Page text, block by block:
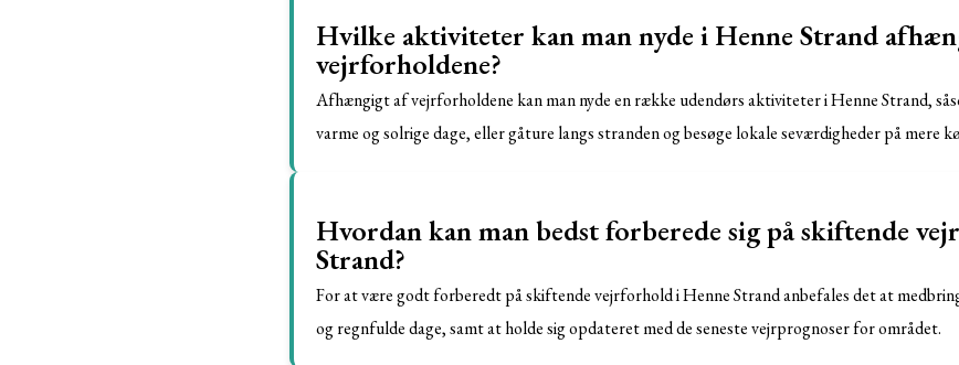
Hvilke aktiviteter kan man nyde i Henne Strand
vejrforholdene?
Afhængigt af vejrforholdene kan man nyde en række udendørs aktiviteter i Henne Strand,
varme og solrige dage, eller gåture langs stranden og besøge lokale seværdigheder på mere
Hvordan kan man bedst forberede sig på skiftende
Strand?
For at være godt forberedt på skiftende vejrforhold i Henne Strand anbefales det at
og regnfulde dage, samt at holde sig opdateret med de seneste vejrprognoser for området.